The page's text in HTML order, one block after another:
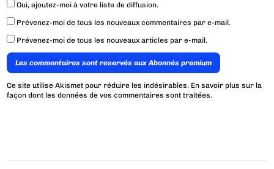
Oui, ajoutez-moi à votre liste de diffusion.
Prévenez-moi de tous les nouveaux commentaires par e-mail.
Prévenez-moi de tous les nouveaux articles par e-mail.
Les commentaires sont reservés aux Abonnés premium
Ce site utilise Akismet pour réduire les indésirables. En savoir plus sur la
façon dont les données de vos commentaires sont traitées.